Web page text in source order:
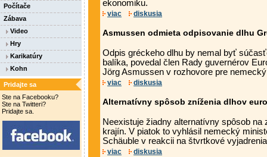
Počítače
Zábava
Video
Hry
Karikatúry
Kohn
Pridajte sa
Ste na Facebooku?
Ste na Twitteri?
Pridajte sa.
ekonomiku.
viac diskusia
Asmussen odmieta odpisovanie dlhu
Odpis gréckeho dlhu by nemal byť
balíka, povedal člen Rady guvernérov
Jörg Asmussen v rozhovore pre
viac diskusia
Alternatívny spôsob zníženia dlhov
Neexistuje žiadny alternatívny spôsob na
krajín. V piatok to vyhlásil nemecký
Schäuble v reakcii na štvrtkové
viac diskusia